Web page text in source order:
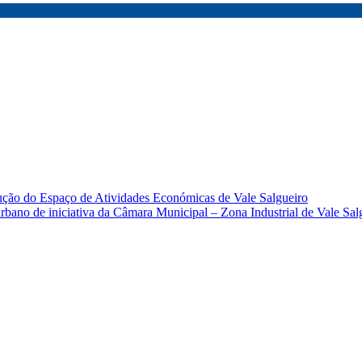
do Espaço de Atividades Económicas de Vale Salgueiro
de iniciativa da Câmara Municipal – Zona Industrial de Vale